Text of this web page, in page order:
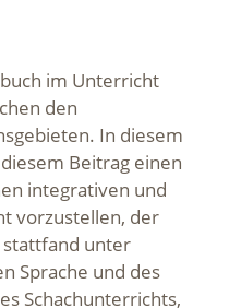
im Unterricht
den
In diesem
Beitrag einen
integrativen und
vorzustellen, der
stattfand unter
Sprache und des
Schachunterrichts,